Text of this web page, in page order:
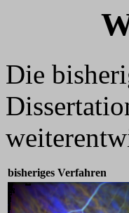
Die
bisheriges Verfahren